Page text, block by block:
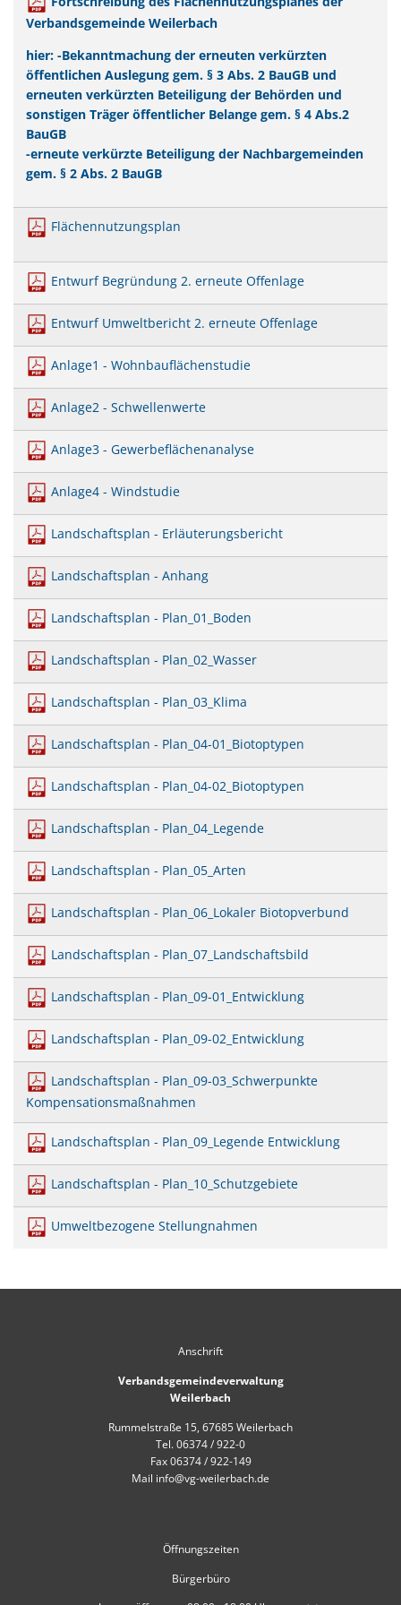
US-Hospital Weilerbach
Interessensbekundung Beck
Interessenbekundung
Mobilität
Klimaschutzlinks
Nahwärmenetz Grundschule
Verbandsgemeinde Weilerbach
hier: -Bekanntmachung der erneuten verkürzten
öffentlichen Auslegung gem. § 3 Abs. 2 BauGB und
erneuten verkürzten Beteiligung der Behörden und
sonstigen Träger öffentlicher Belange gem. § 4 Abs.2
BauGB
-erneute verkürzte Beteiligung der Nachbargemeinden
gem. § 2 Abs. 2 BauGB
Flächennutzungsplan
Entwurf Begründung 2. erneute Offenlage
Entwurf Umweltbericht 2. erneute Offenlage
Anlage1 - Wohnbauflächenstudie
Anlage2 - Schwellenwerte
Anlage3 - Gewerbeflächenanalyse
Anlage4 - Windstudie
Landschaftsplan - Erläuterungsbericht
Landschaftsplan - Anhang
Landschaftsplan - Plan_01_Boden
Landschaftsplan - Plan_02_Wasser
Landschaftsplan - Plan_03_Klima
Landschaftsplan - Plan_04-01_Biotoptypen
Landschaftsplan - Plan_04-02_Biotoptypen
Landschaftsplan - Plan_04_Legende
Landschaftsplan - Plan_05_Arten
Landschaftsplan - Plan_06_Lokaler Biotopverbund
Landschaftsplan - Plan_07_Landschaftsbild
Landschaftsplan - Plan_09-01_Entwicklung
Landschaftsplan - Plan_09-02_Entwicklung
Landschaftsplan - Plan_09-03_Schwerpunkte
Kompensationsmaßnahmen
Landschaftsplan - Plan_09_Legende Entwicklung
Landschaftsplan - Plan_10_Schutzgebiete
Umweltbezogene Stellungnahmen
Anschrift
Verbandsgemeindeverwaltung
Weilerbach
Rummelstraße 15, 67685 Weilerbach
Tel. 06374 / 922-0
Fax 06374 / 922-149
Mail info@vg-weilerbach.de
Öffnungszeiten
Bürgerbüro